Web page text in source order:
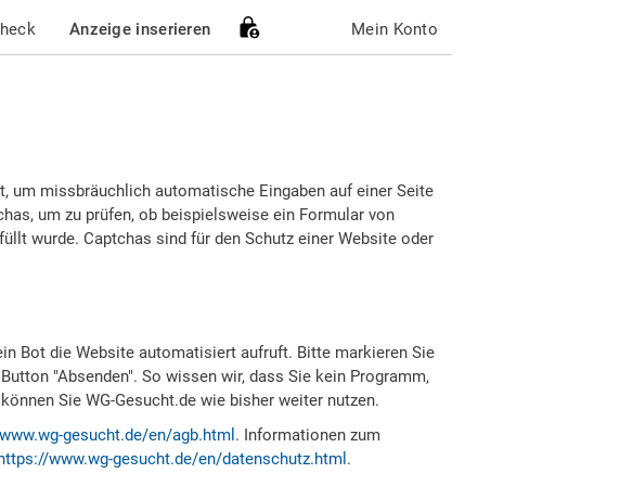
Anzeige inserieren Mein Konto
um missbräuchlich automatische Eingaben auf einer Seite
um zu prüfen, ob beispielsweise ein Formular von
wurde. Captchas sind für den Schutz einer Website oder
Bot die Website automatisiert aufruft. Bitte markieren Sie
"Absenden". So wissen wir, dass Sie kein Programm,
Sie WG-Gesucht.de wie bisher weiter nutzen.
gesucht.de/en/agb.html . Informationen zum
www.wg-gesucht.de/en/datenschutz.html .